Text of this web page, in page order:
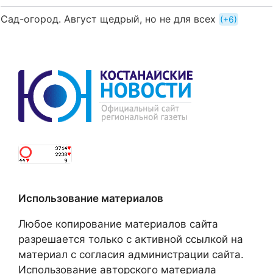
Сад-огород. Август щедрый, но не для всех +6
Использование материалов
Любое копирование материалов сайта
разрешается только с активной ссылкой на
материал с согласия администрации сайта.
Использование авторского материала